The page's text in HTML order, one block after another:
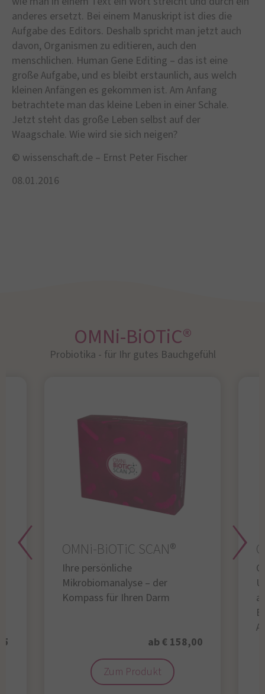
anderes ersetzt. Bei einem Manuskript ist dies die
Aufgabe des Editors. Deshalb spricht man jetzt auch
davon, Organismen zu editieren, auch den
menschlichen. Human Gene Editing – das ist eine
große Aufgabe, und es bleibt erstaunlich, aus welch
kleinen Anfängen es gekommen ist. Am Anfang
betrachtete man das kleine Leben in einer Schale.
Jetzt steht das große Leben selbst auf der
Waagschale. Wie wird sie sich neigen?
© wissenschaft.de – Ernst Peter Fischer
08.01.2016
OMNi-BiOTiC®
Probiotika - für Ihr gutes Bauchgefühl​
OMNi-BiOTiC SCAN®
Ihre persönliche
Mikrobiomanalyse – der
Kompass für Ihren Darm
ab € 158,00
Zum Produkt